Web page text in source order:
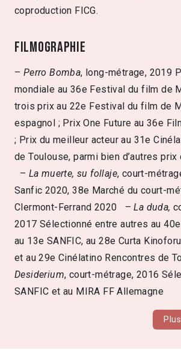
coproduction FICG.
Filmographie
– Perro Bomba, long-métrage, 2019
mondiale au 36e Festival du film de
trois prix au 22e Festival du film de
espagnol ; Prix One Future au 36e
; Prix du meilleur acteur au 31e
de Toulouse, parmi bien d’autres
– La muerte, su follaje, court-
Sanfic 2020, 38e Marché du court-
Clermont-Ferrand 2020 –La duda,
2017 Sélectionné entre autres au 40e
au 13e SANFIC, au 28e Curta
et au 29e Cinélatino Rencontres de
Desiderium, court-métrage, 2016
SANFIC et au MIRA FF Allemagne